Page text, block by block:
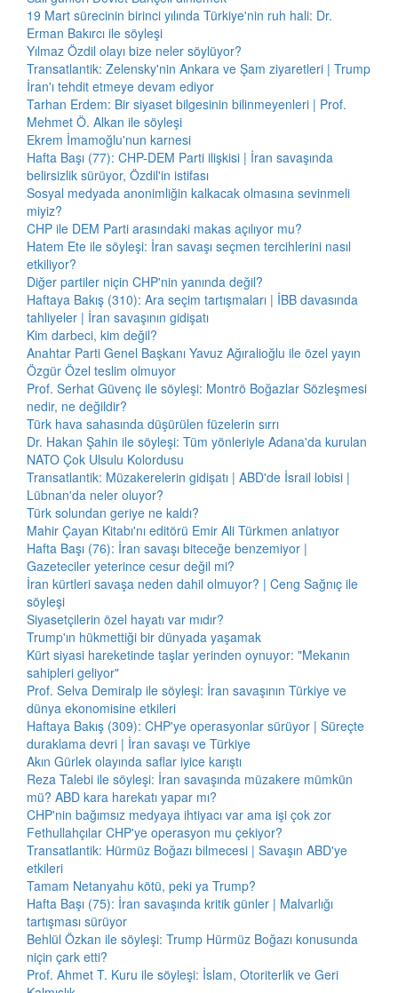
19 Mart sürecinin birinci yılında Türkiye'nin ruh hali: Dr.
Erman Bakırcı ile söyleşi
Yılmaz Özdil olayı bize neler söylüyor?
Transatlantik: Zelensky'nin Ankara ve Şam ziyaretleri | Trump
İran'ı tehdit etmeye devam ediyor
Tarhan Erdem: Bir siyaset bilgesinin bilinmeyenleri | Prof.
Mehmet Ö. Alkan ile söyleşi
Ekrem İmamoğlu'nun karnesi
Hafta Başı (77): CHP-DEM Parti ilişkisi | İran savaşında
belirsizlik sürüyor, Özdil'in istifası
Sosyal medyada anonimliğin kalkacak olmasına sevinmeli
miyiz?
CHP ile DEM Parti arasındaki makas açılıyor mu?
Hatem Ete ile söyleşi: İran savaşı seçmen tercihlerini nasıl
etkiliyor?
Diğer partiler niçin CHP'nin yanında değil?
Haftaya Bakış (310): Ara seçim tartışmaları | İBB davasında
tahliyeler | İran savaşının gidişatı
Kim darbeci, kim değil?
Anahtar Parti Genel Başkanı Yavuz Ağıralioğlu ile özel yayın
Özgür Özel teslim olmuyor
Prof. Serhat Güvenç ile söyleşi: Montrö Boğazlar Sözleşmesi
nedir, ne değildir?
Türk hava sahasında düşürülen füzelerin sırrı
Dr. Hakan Şahin ile söyleşi: Tüm yönleriyle Adana'da kurulan
NATO Çok Ulsulu Kolordusu
Transatlantik: Müzakerelerin gidişatı | ABD'de İsrail lobisi |
Lübnan'da neler oluyor?
Türk solundan geriye ne kaldı?
Mahir Çayan Kitabı'nı editörü Emir Ali Türkmen anlatıyor
Hafta Başı (76): İran savaşı biteceğe benzemiyor |
Gazeteciler yeterince cesur değil mi?
İran kürtleri savaşa neden dahil olmuyor? | Ceng Sağnıç ile
söyleşi
Siyasetçilerin özel hayatı var mıdır?
Trump'ın hükmettiği bir dünyada yaşamak
Kürt siyasi hareketinde taşlar yerinden oynuyor: "Mekanın
sahipleri geliyor"
Prof. Selva Demiralp ile söyleşi: İran savaşının Türkiye ve
dünya ekonomisine etkileri
Haftaya Bakış (309): CHP'ye operasyonlar sürüyor | Süreçte
duraklama devri | İran savaşı ve Türkiye
Akın Gürlek olayında saflar iyice karıştı
Reza Talebi ile söyleşi: İran savaşında müzakere mümkün
mü? ABD kara harekatı yapar mı?
CHP'nin bağımsız medyaya ihtiyacı var ama işi çok zor
Fethullahçılar CHP'ye operasyon mu çekiyor?
Transatlantik: Hürmüz Boğazı bilmecesi | Savaşın ABD'ye
etkileri
Tamam Netanyahu kötü, peki ya Trump?
Hafta Başı (75): İran savaşında kritik günler | Malvarlığı
tartışması sürüyor
Behlül Özkan ile söyleşi: Trump Hürmüz Boğazı konusunda
niçin çark etti?
Prof. Ahmet T. Kuru ile söyleşi: İslam, Otoriterlik ve Geri